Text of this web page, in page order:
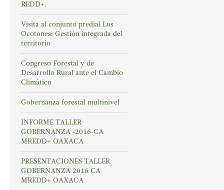
REDD+.
Visita al conjunto predial Los
Ocotones: Gestión integrada del
territorio
Congreso Forestal y de
Desarrollo Rural ante el Cambio
Climático
Gobernanza forestal multinivel
INFORME TALLER
GOBERNANZA -2016-CA
MREDD+ OAXACA
PRESENTACIONES TALLER
GOBERNANZA 2016 CA
MREDD+ OAXACA